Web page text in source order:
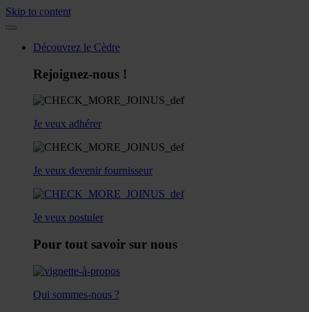
Skip to content
Découvrez le Cèdre
Rejoignez-nous !
Je veux adhérer
Je veux devenir fournisseur
Je veux postuler
Pour tout savoir sur nous
Qui sommes-nous ?